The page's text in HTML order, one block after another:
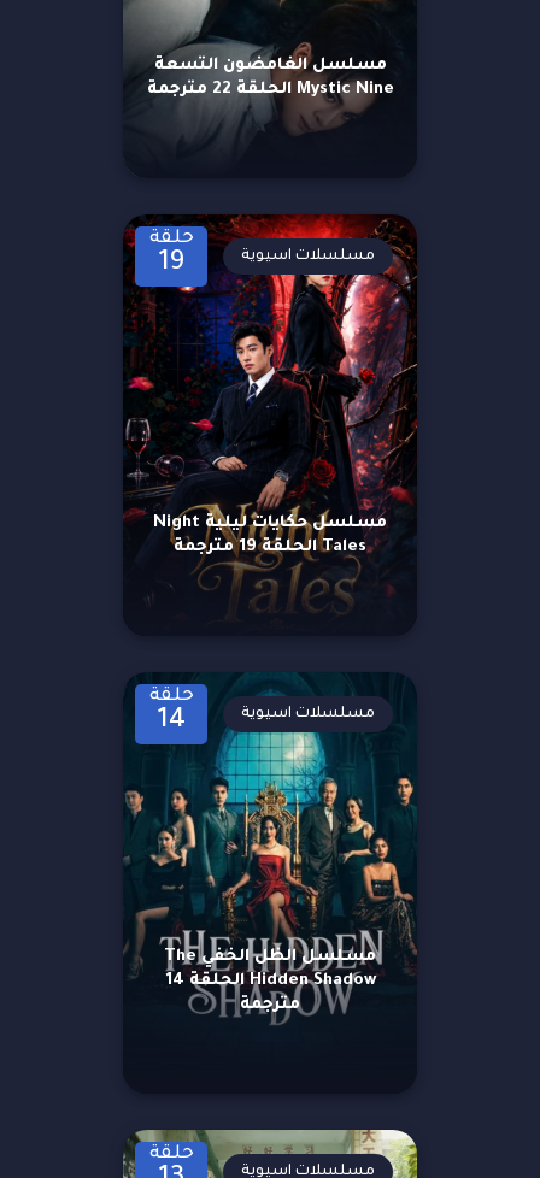
مسلسل الغامضون التسعة
Mystic Nine الحلقة 22 مترجمة
حلقة
19
مسلسل حكايات ليلية Night
Tales الحلقة 19 مترجمة
مسلسلات اسيوية
حلقة
14
مسلسل الظل الخفي The
Hidden Shadow الحلقة 14
مترجمة
مسلسلات اسيوية
حلقة
مسلسلات اسيوية